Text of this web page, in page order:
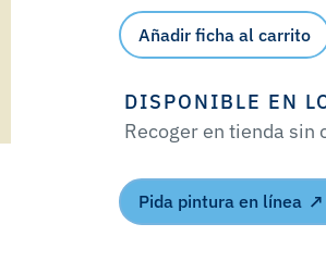
Añadir ficha al carrito
DISPONIBLE EN
Recoger en tienda sin
Pida pintura en línea